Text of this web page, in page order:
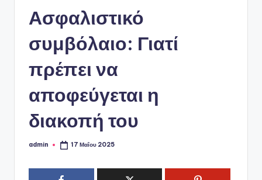
PΑσφαλιστικό
συμβόλαιο: Γιατί
πρέπει να
αποφεύγεται η
διακοπή του
Συγγραφέας:
admin 17 Μαΐου 2025